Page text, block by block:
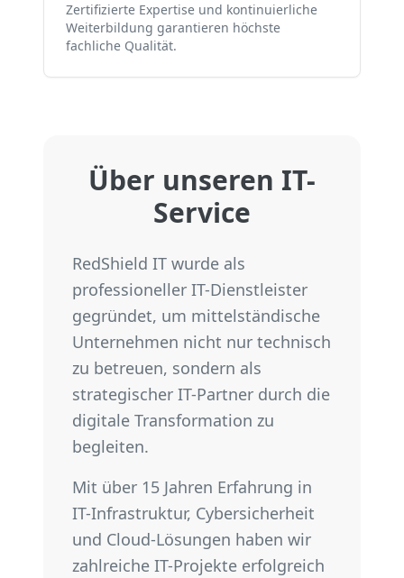
Zertifizierte Expertise und kontinuierliche
Weiterbildung garantieren höchste
fachliche Qualität.
Über unseren IT-
Service
RedShield IT wurde als
professioneller IT-Dienstleister
gegründet, um mittelständische
Unternehmen nicht nur technisch
zu betreuen, sondern als
strategischer IT-Partner durch die
digitale Transformation zu
begleiten.
Mit über 15 Jahren Erfahrung in
IT-Infrastruktur, Cybersicherheit
und Cloud-Lösungen haben wir
zahlreiche IT-Projekte erfolgreich